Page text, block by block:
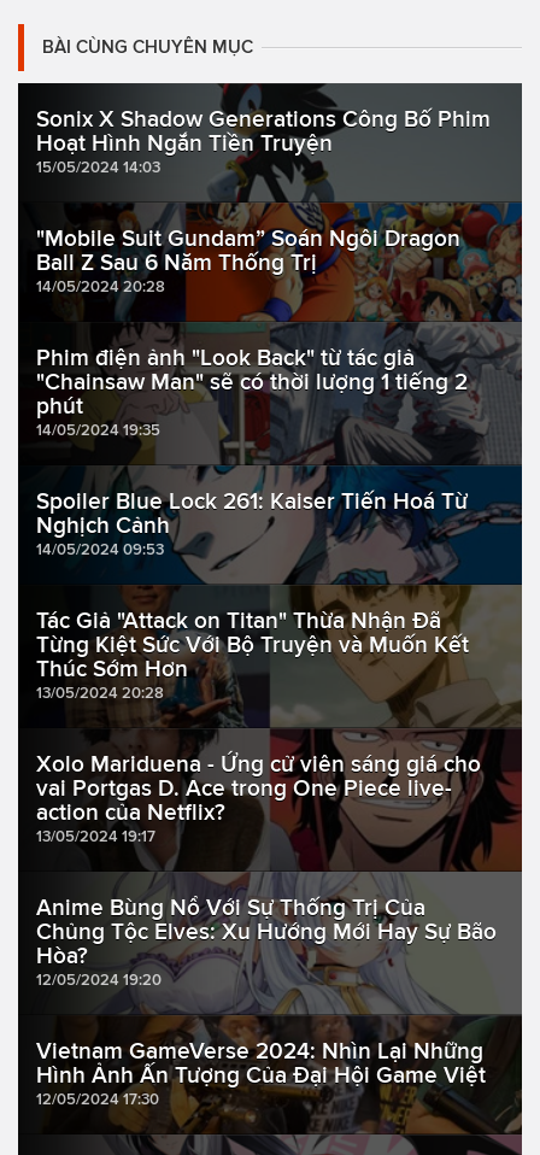
BÀI CÙNG CHUYÊN MỤC
Sonix X Shadow Generations Công Bố Phim
Hoạt Hình Ngắn Tiền Truyện
15/05/2024 14:03
"Mobile Suit Gundam” Soán Ngôi Dragon
Ball Z Sau 6 Năm Thống Trị
14/05/2024 20:28
Phim điện ảnh "Look Back" từ tác giả
"Chainsaw Man" sẽ có thời lượng 1 tiếng 2
phút
14/05/2024 19:35
Spoiler Blue Lock 261: Kaiser Tiến Hoá Từ
Nghịch Cảnh
14/05/2024 09:53
Tác Giả "Attack on Titan" Thừa Nhận Đã
Từng Kiệt Sức Với Bộ Truyện và Muốn Kết
Thúc Sớm Hơn
13/05/2024 20:28
Xolo Mariduena - Ứng cử viên sáng giá cho
vai Portgas D. Ace trong One Piece live-
action của Netflix?
13/05/2024 19:17
Anime Bùng Nổ Với Sự Thống Trị Của
Chủng Tộc Elves: Xu Hướng Mới Hay Sự Bão
Hòa?
12/05/2024 19:20
Vietnam GameVerse 2024: Nhìn Lại Những
Hình Ảnh Ấn Tượng Của Đại Hội Game Việt
12/05/2024 17:30